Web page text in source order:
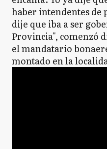
haber intendentes de
dije que iba a ser
Provincia", comenzó
el mandatario
montado en la